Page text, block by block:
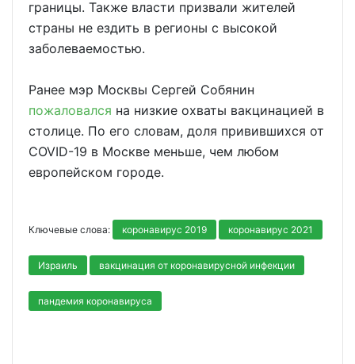
границы. Также власти призвали жителей
страны не ездить в регионы с высокой
заболеваемостью.
Ранее мэр Москвы Сергей Собянин
пожаловался на низкие охваты вакцинацией в
столице. По его словам, доля привившихся от
COVID-19 в Москве меньше, чем любом
европейском городе.
Ключевые слова: коронавирус 2019 коронавирус 2021
Израиль вакцинация от коронавирусной инфекции
пандемия коронавируса